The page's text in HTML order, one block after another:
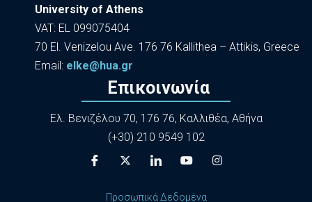
University of Athens
VAT: EL 099075404
70 El. Venizelou Ave. 176 76 Kallithea – Attikis, Greece
Εmail: elke@hua.gr
Επικοινωνία
Ελ. Βενιζέλου 70, 176 76, Καλλιθέα, Αθήνα
(+30) 210 9549 102
Προσωπικά Δεδομένα